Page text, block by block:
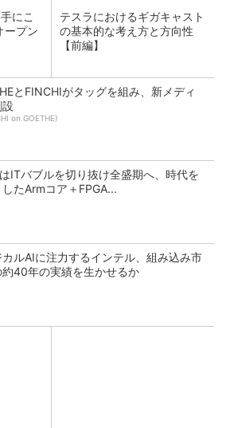
にこ
ープン
テスラにおけるギガキャスト
の基本的な考え方と方向性
【前編】
とFINCHIがタッグを組み、新メディ
on GOETHE)
ITバブルを切り抜け全盛期へ、時代を
たArmコア＋FPGA...
カルAIに注力するインテル、組み込み市
約40年の実績を生かせるか